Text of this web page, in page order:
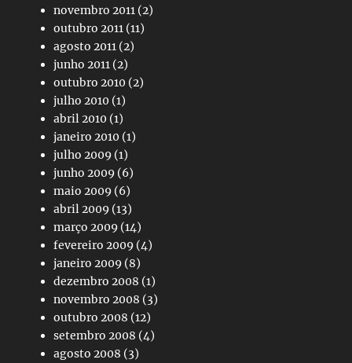
novembro 2011 (2)
outubro 2011 (11)
agosto 2011 (2)
junho 2011 (2)
outubro 2010 (2)
julho 2010 (1)
abril 2010 (1)
janeiro 2010 (1)
julho 2009 (1)
junho 2009 (6)
maio 2009 (6)
abril 2009 (13)
março 2009 (14)
fevereiro 2009 (4)
janeiro 2009 (8)
dezembro 2008 (1)
novembro 2008 (3)
outubro 2008 (12)
setembro 2008 (4)
agosto 2008 (3)